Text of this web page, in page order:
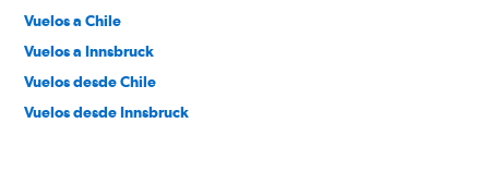
Vuelos a Chile
Vuelos a Innsbruck
Vuelos desde Chile
Vuelos desde Innsbruck